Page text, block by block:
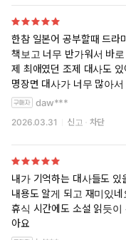
한참 일본어 공부할때 드라
책보고 너무 반가워서 바로
제 최애였던 조제 대사도
명장면 대사가 너무 많아
이건 필히 종이책도 구매해
daw***
2026.03.31 신고 차단
내가 기억하는 대사들도
내용도 알게 되고 재미있
휴식 시간에도 소설 읽듯이
아요